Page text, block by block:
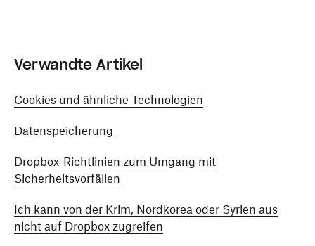
Verwandte Artikel
Cookies und ähnliche Technologien
Datenspeicherung
Dropbox-Richtlinien zum Umgang mit
Sicherheitsvorfällen
Ich kann von der Krim, Nordkorea oder Syrien aus
nicht auf Dropbox zugreifen